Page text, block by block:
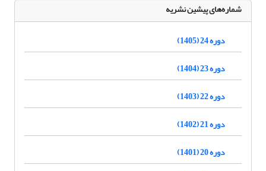
شماره‌های پیشین نشریه
دوره 24 (1405)
دوره 23 (1404)
دوره 22 (1403)
دوره 21 (1402)
دوره 20 (1401)